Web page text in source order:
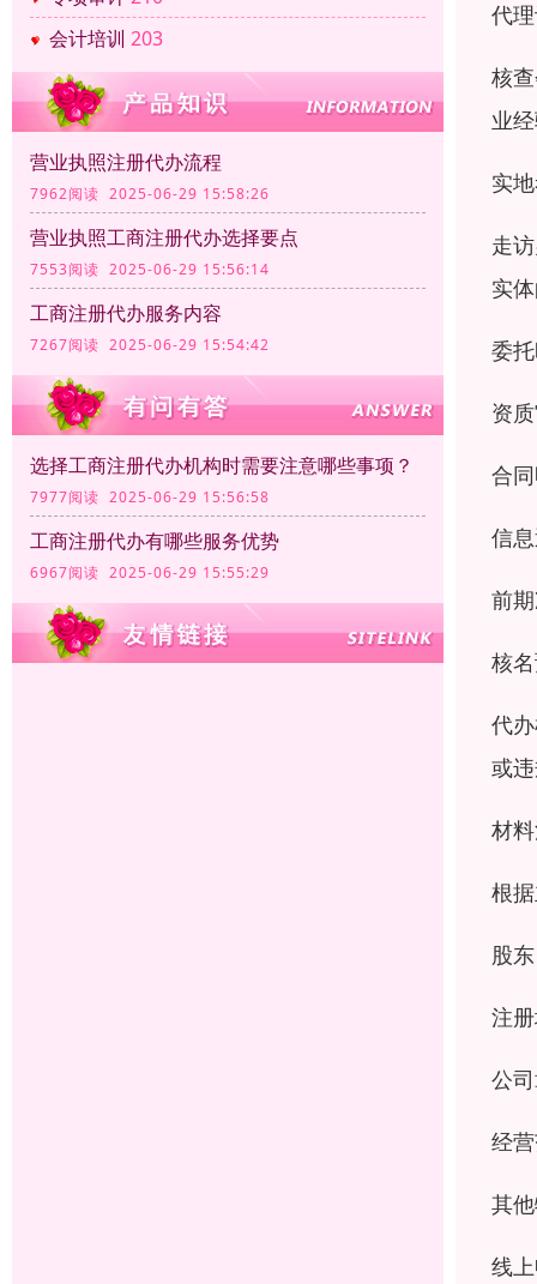
会计培训 203
营业执照注册代办流程
7962阅读 2025-06-29 15:58:26
营业执照工商注册代办选择要点
7553阅读 2025-06-29 15:56:14
工商注册代办服务内容
7267阅读 2025-06-29 15:54:42
选择工商注册代办机构时需要注意哪些事项？
7977阅读 2025-06-29 15:56:58
工商注册代办有哪些服务优势
6967阅读 2025-06-29 15:55:29
代
核
业
实
走
实
委
资
合
信
前
核
代
或
材
根
股
注
公
经
其
线